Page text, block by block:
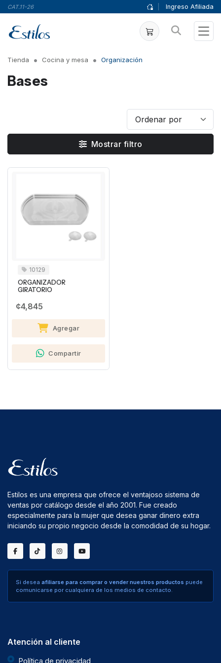
CAT.11-26 Ingreso Afiliada
Tienda Cocina y mesa Organización
Bases
Mostrar filtro
10129
ORGANIZADOR
GIRATORIO
¢4,845
Agregar
Compartir
Estilos es una empresa que ofrece el ventajoso sistema de
ventas por catálogo desde el año 2001. Fue creado
especialmente para la mujer que desea ganar dinero extra
iniciando su propio negocio desde la comodidad de su hogar.
Si desea afiliarse para comprar o vender nuestros productos puede
comunicarse por cualquiera de los medios de contacto.
Atención al cliente
Política de privacidad